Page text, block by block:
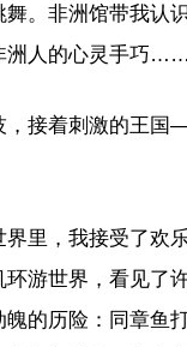
。非洲馆带我认
洲人的心灵手巧……
，接着刺激的王
界里，我接受了欢
环游世界，看见了
的历险：同章鱼